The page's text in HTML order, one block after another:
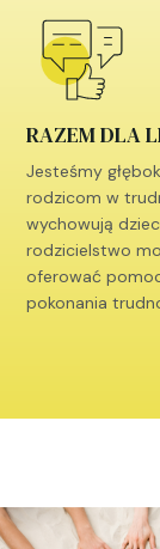
RAZEM DLA
Jesteśmy
rodzicom w
wychowują
rodzicielstwo
oferować
pokonania